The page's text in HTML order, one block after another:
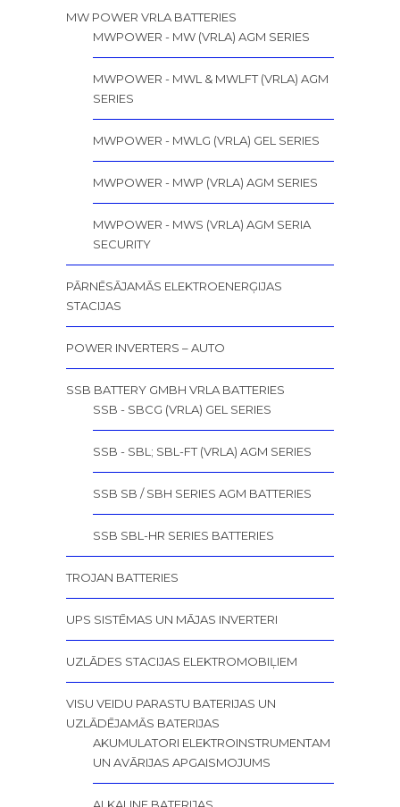
MW POWER VRLA BATTERIES
MWPOWER - MW (VRLA) AGM SERIES
MWPOWER - MWL & MWLFT (VRLA) AGM
SERIES
MWPOWER - MWLG (VRLA) GEL SERIES
MWPOWER - MWP (VRLA) AGM SERIES
MWPOWER - MWS (VRLA) AGM SERIA
SECURITY
PĀRNĒSĀJAMĀS ELEKTROENERĢIJAS
STACIJAS
POWER INVERTERS – AUTO
SSB BATTERY GMBH VRLA BATTERIES
SSB - SBCG (VRLA) GEL SERIES
SSB - SBL; SBL-FT (VRLA) AGM SERIES
SSB SB / SBH SERIES AGM BATTERIES
SSB SBL-HR SERIES BATTERIES
TROJAN BATTERIES
UPS SISTĒMAS UN MĀJAS INVERTERI
UZLĀDES STACIJAS ELEKTROMOBIĻIEM
VISU VEIDU PARASTU BATERIJAS UN
UZLĀDĒJAMĀS BATERIJAS
AKUMULATORI ELEKTROINSTRUMENTAM
UN AVĀRIJAS APGAISMOJUMS
ALKALINE BATERIJAS